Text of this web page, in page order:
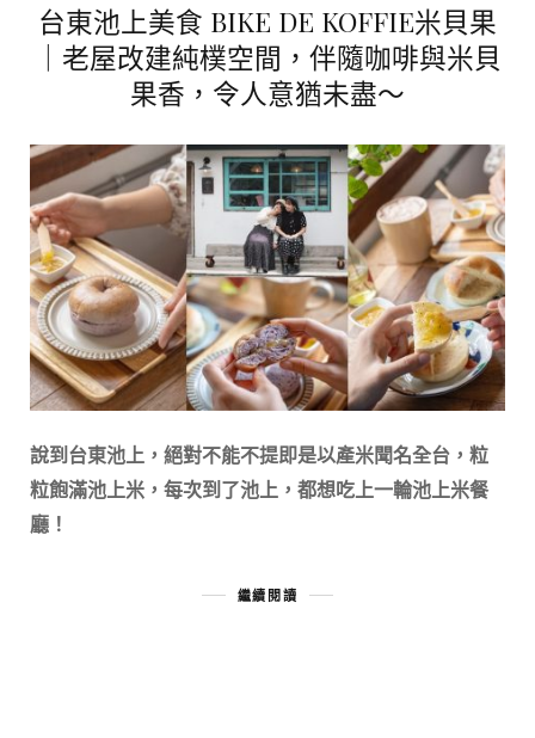
台東池上美食 BIKE DE KOFFIE米貝果
｜老屋改建純樸空間，伴隨咖啡與米貝
果香，令人意猶未盡～
說到台東池上，絕對不能不提即是以產米聞名全台，粒
粒飽滿池上米，每次到了池上，都想吃上一輪池上米餐
廳！
繼續閱讀